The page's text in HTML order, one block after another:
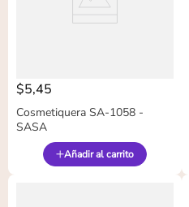
$5,45
Cosmetiquera SA-1058 -
SASA
Añadir al carrito